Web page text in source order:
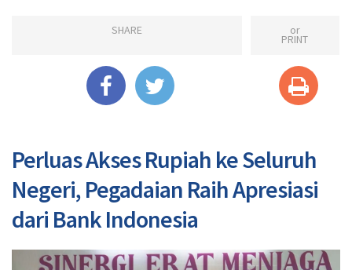
SHARE or
PRINT
Perluas Akses Rupiah ke Seluruh
Negeri, Pegadaian Raih Apresiasi
dari Bank Indonesia